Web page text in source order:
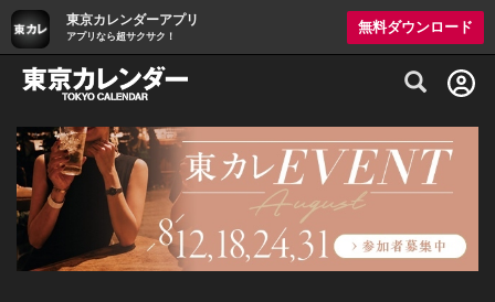
東京カレンダーアプリ
アプリなら超サクサク！
無料ダウンロード
グルメ情報・プレミアムレストラン予約